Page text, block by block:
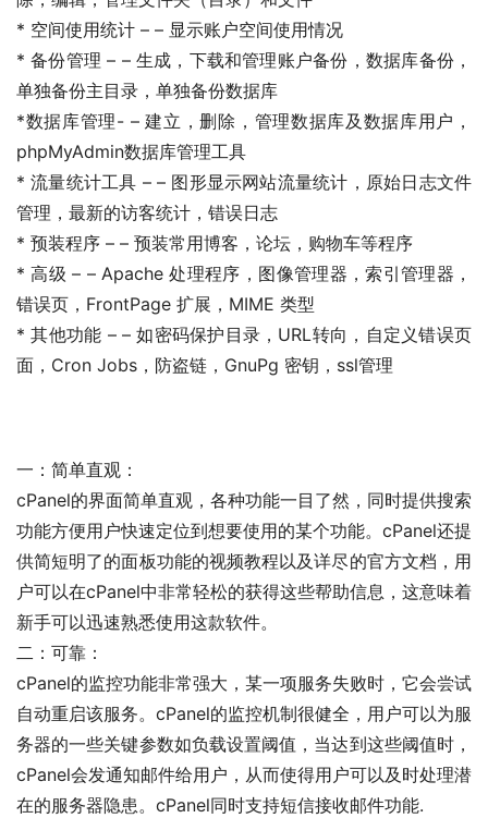
* 空间使用统计 – – 显示账户空间使用情况
* 备份管理 – – 生成，下载和管理账户备份，数据库备份，
单独备份主目录，单独备份数据库
*数据库管理- – 建立，删除，管理数据库及数据库用户，
phpMyAdmin数据库管理工具
* 流量统计工具 – – 图形显示网站流量统计，原始日志文件
管理，最新的访客统计，错误日志
* 预装程序 – – 预装常用博客，论坛，购物车等程序
* 高级 – – Apache 处理程序，图像管理器，索引管理器，
错误页，FrontPage 扩展，MIME 类型
* 其他功能 – – 如密码保护目录，URL转向，自定义错误页
面，Cron Jobs，防盗链，GnuPg 密钥，ssl管理
一：简单直观：
cPanel的界面简单直观，各种功能一目了然，同时提供搜索
功能方便用户快速定位到想要使用的某个功能。cPanel还提
供简短明了的面板功能的视频教程以及详尽的官方文档，用
户可以在cPanel中非常轻松的获得这些帮助信息，这意味着
新手可以迅速熟悉使用这款软件。
二：可靠：
cPanel的监控功能非常强大，某一项服务失败时，它会尝试
自动重启该服务。cPanel的监控机制很健全，用户可以为服
务器的一些关键参数如负载设置阈值，当达到这些阈值时，
cPanel会发通知邮件给用户，从而使得用户可以及时处理潜
在的服务器隐患。cPanel同时支持短信接收邮件功能.